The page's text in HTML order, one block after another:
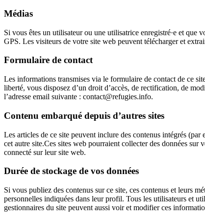
Médias
Si vous êtes un utilisateur ou une utilisatrice enregistré·e et que
GPS. Les visiteurs de votre site web peuvent télécharger et
Formulaire de contact
Les informations transmises via le formulaire de contact de ce
liberté, vous disposez d’un droit d’accès, de rectification, de
l’adresse email suivante : contact@refugies.info.
Contenu embarqué depuis d’autres sites
Les articles de ce site peuvent inclure des contenus intégrés
cet autre site.Ces sites web pourraient collecter des données
connecté sur leur site web.
Durée de stockage de vos données
Si vous publiez des contenus sur ce site, ces contenus et leurs
personnelles indiquées dans leur profil. Tous les utilisateurs et
gestionnaires du site peuvent aussi voir et modifier ces